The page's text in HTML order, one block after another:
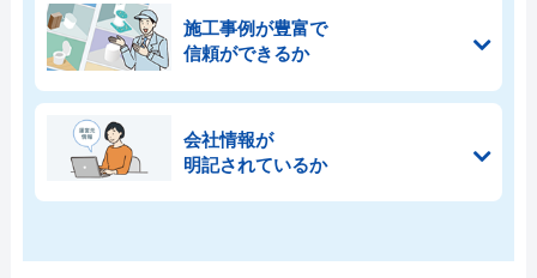
施工事例が豊富で
信頼ができるか
会社情報が
明記されているか